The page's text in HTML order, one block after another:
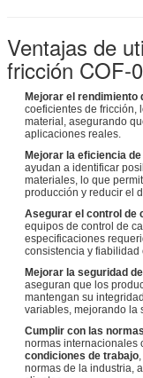
Ventajas de
fricción COF-
Mejorar el rendimiento
coeficientes de fricción,
material, asegurando
aplicaciones reales.
Mejorar la eficiencia
ayudan a identificar
materiales, lo que
producción y reducir el
Asegurar el control de
equipos de control de
especificaciones
consistencia y
Mejorar la seguridad
aseguran que los
mantengan su
variables, mejorando la
Cumplir con las
normas internacionales
condiciones de trabajo
normas de la industria,